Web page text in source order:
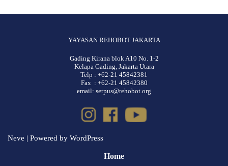
YAYASAN REHOBOT JAKARTA
Gading Kirana blok A10 No. 1-2
Kelapa Gading, Jakarta Utara
Telp : +62-21 45842381
Fax : +62-21 45842380
email: setpus@rehobot.org
Neve | Powered by WordPress
Home